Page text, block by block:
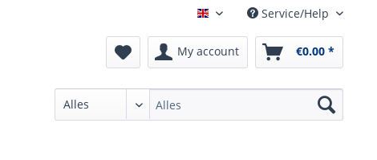
English Service/Help
My account €0.00 *